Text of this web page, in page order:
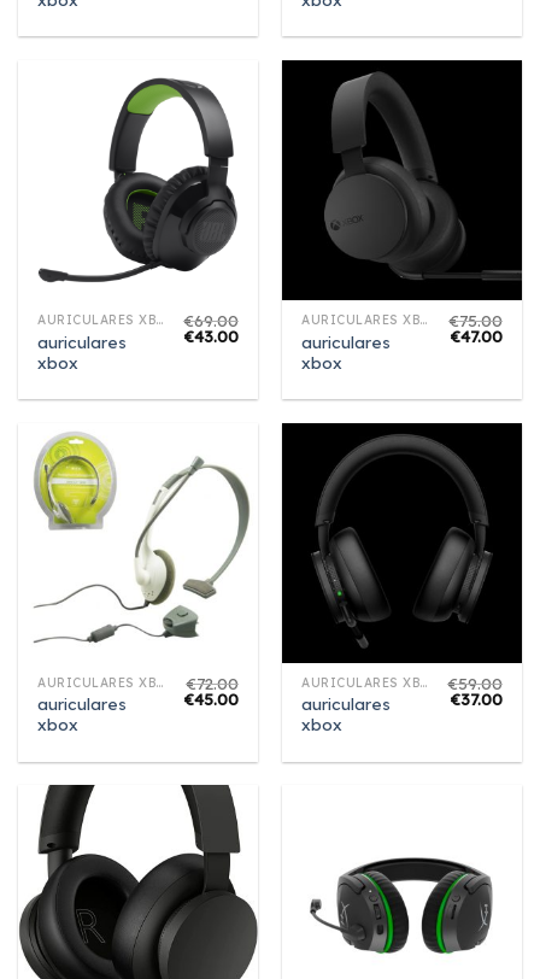
AURICULARES XBOX
auriculares
xbox
€69.00
€43.00
AURICULARES XBOX
auriculares
xbox
€75.00
€47.00
AURICULARES XBOX
auriculares
xbox
€72.00
€45.00
AURICULARES XBOX
auriculares
xbox
€59.00
€37.00